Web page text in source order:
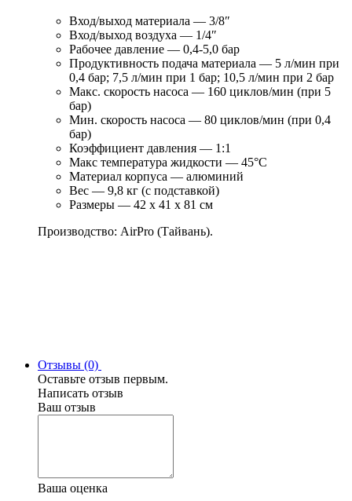
Вход/выход материала — 3/8″
Вход/выход воздуха — 1/4″
Рабочее давление — 0,4-5,0 бар
Продуктивность подача материала — 5 л/мин при
0,4 бар; 7,5 л/мин при 1 бар; 10,5 л/мин при 2 бар
Макс. скорость насоса — 160 циклов/мин (при 5
бар)
Мин. скорость насоса — 80 циклов/мин (при 0,4
бар)
Коэффициент давления — 1:1
Макс температура жидкости — 45°С
Материал корпуса — алюминий
Вес — 9,8 кг (с подставкой)
Размеры — 42 x 41 x 81 см
Производство: AirPro (Тайвань).
Отзывы (0)
Оставьте отзыв первым.
Написать отзыв
Ваш отзыв
Ваша оценка